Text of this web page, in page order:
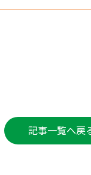
記事一覧へ戻